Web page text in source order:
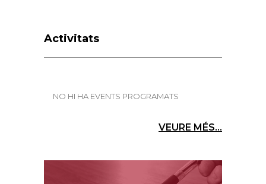
Activitats
NO HI HA EVENTS PROGRAMATS
VEURE MÉS...